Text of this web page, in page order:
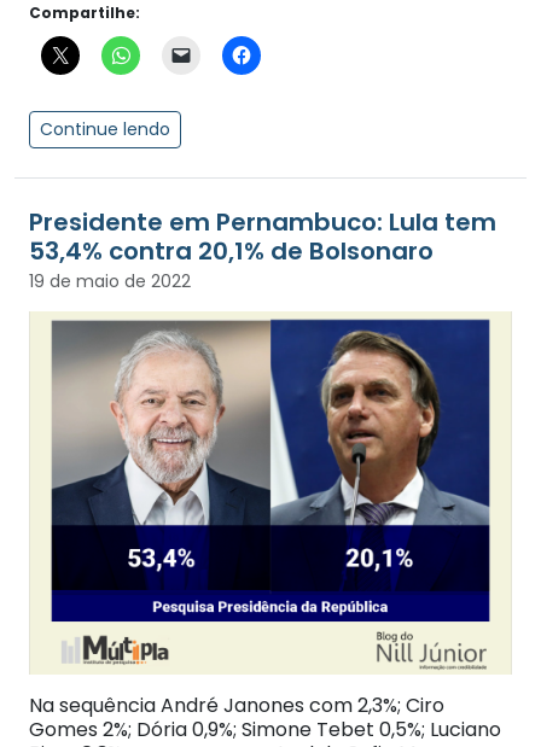
Compartilhe:
Continue lendo
Presidente em Pernambuco: Lula tem
53,4% contra 20,1% de Bolsonaro
19 de maio de 2022
Na sequência André Janones com 2,3%; Ciro
Gomes 2%; Dória 0,9%; Simone Tebet 0,5%; Luciano